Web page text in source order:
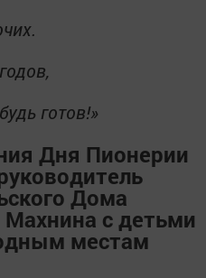
готов!»
Дня Пионерии
Дома
с детьми
местам